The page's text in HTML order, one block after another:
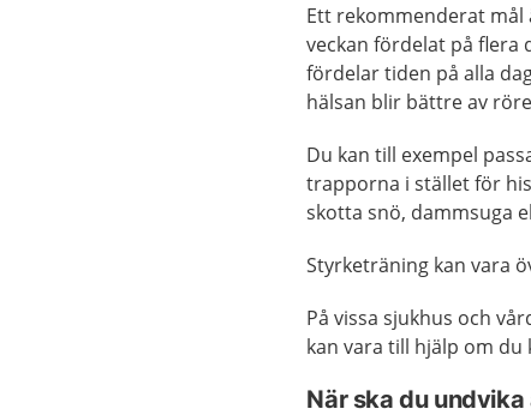
Ett rekommenderat mål
veckan fördelat på flera
fördelar tiden på alla
hälsan blir bättre av
Du kan till exempel
trapporna i stället för
skotta snö, dammsuga
Styrketräning kan vara
På vissa sjukhus och
kan vara till hjälp om du
När ska du